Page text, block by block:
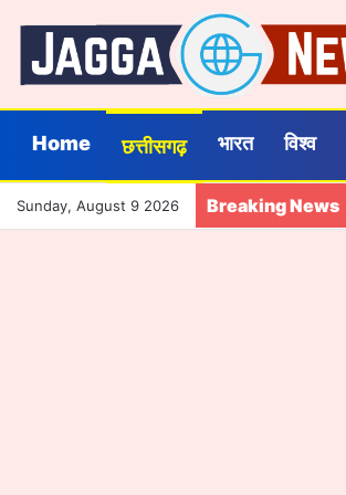
Home छत्तीसगढ़ भारत विश्व
Sunday, August 9 2026 Breaking News